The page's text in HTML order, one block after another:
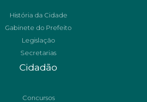
História da Cidade
Gabinete do Prefeito
Legislação
Secretarias
Cidadão
Concursos